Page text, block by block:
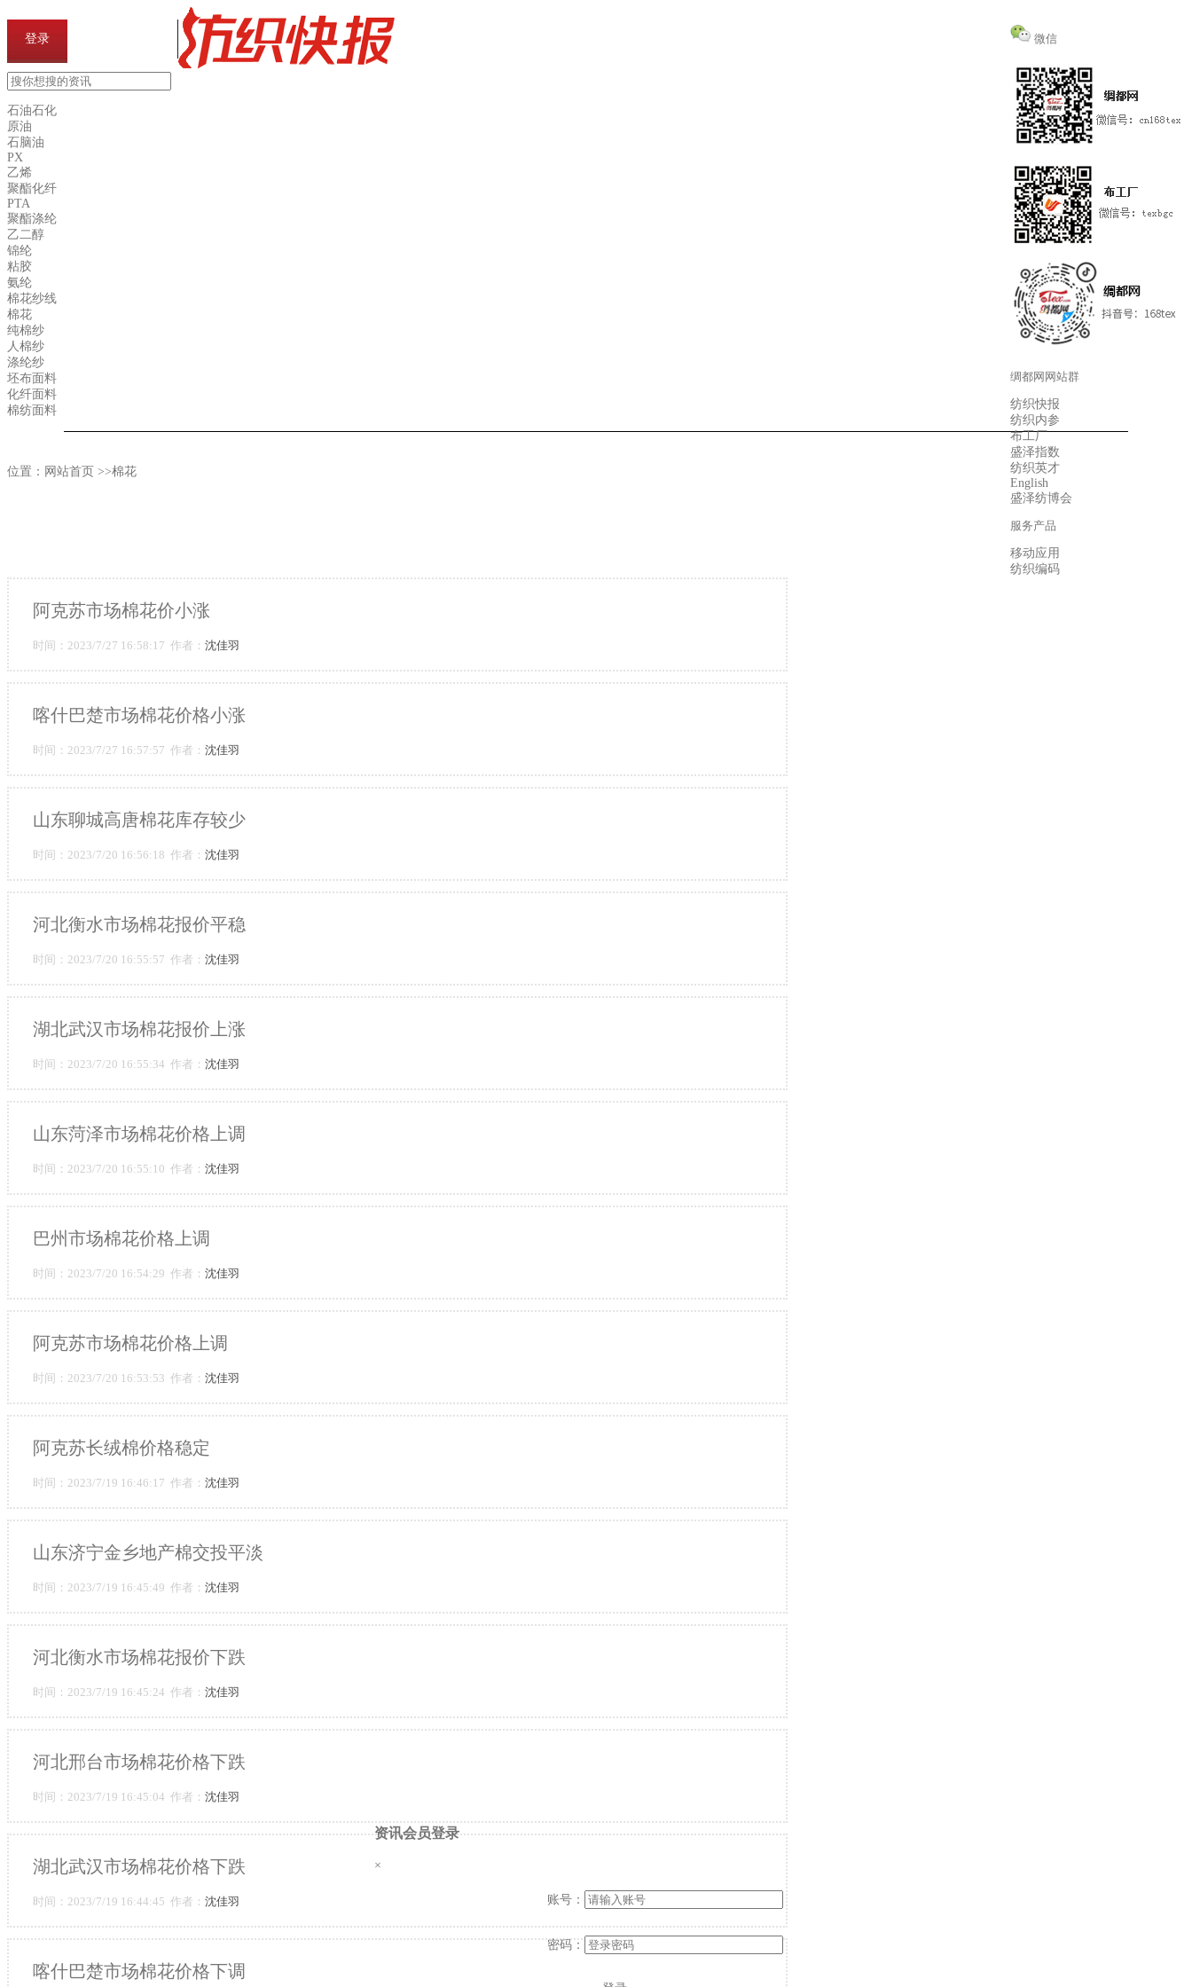
资讯会员登录
×
账号：
密码：
登录 微信
绸都网网站群
纺织快报
纺织内参
布工厂
盛泽指数
纺织英才
English
盛泽纺博会
服务产品
移动应用
纺织编码
石油石化
原油
石脑油
PX
乙烯
聚酯化纤
PTA
聚酯涤纶
乙二醇
锦纶
粘胶
氨纶
棉花纱线
棉花
纯棉纱
人棉纱
涤纶纱
坯布面料
化纤面料
棉纺面料
位置： 网站首页 >>棉花
阿克苏市场棉花价小涨
时间：2023/7/27 16:58:17 作者： 沈佳羽
喀什巴楚市场棉花价格小涨
时间：2023/7/27 16:57:57 作者： 沈佳羽
山东聊城高唐棉花库存较少
时间：2023/7/20 16:56:18 作者： 沈佳羽
河北衡水市场棉花报价平稳
时间：2023/7/20 16:55:57 作者： 沈佳羽
湖北武汉市场棉花报价上涨
时间：2023/7/20 16:55:34 作者： 沈佳羽
山东菏泽市场棉花价格上调
时间：2023/7/20 16:55:10 作者： 沈佳羽
巴州市场棉花价格上调
时间：2023/7/20 16:54:29 作者： 沈佳羽
阿克苏市场棉花价格上调
时间：2023/7/20 16:53:53 作者： 沈佳羽
阿克苏长绒棉价格稳定
时间：2023/7/19 16:46:17 作者： 沈佳羽
山东济宁金乡地产棉交投平淡
时间：2023/7/19 16:45:49 作者： 沈佳羽
河北衡水市场棉花报价下跌
时间：2023/7/19 16:45:24 作者： 沈佳羽
河北邢台市场棉花价格下跌
时间：2023/7/19 16:45:04 作者： 沈佳羽
湖北武汉市场棉花价格下跌
时间：2023/7/19 16:44:45 作者： 沈佳羽
喀什巴楚市场棉花价格下调